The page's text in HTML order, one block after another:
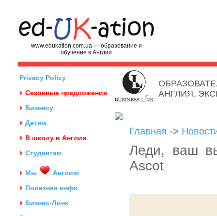
www.edukation.com.ua — образование и
обучение в Англии
Privacy Policy
Сезонные предложения
Бизнесу
Детям
В школу в Англии
Студентам
Мы
Англию
Полезная инфо
Бизнес-Линк
АНГЛИЯ.
Главная ->
Леди, ваш
Ascot